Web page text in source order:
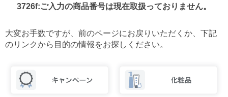
3726f:ご入力の商品番号は現在取扱っておりません。
大変お手数ですが、前のページにお戻りいただくか、 下記
のリンクから目的の情報をお探しください。